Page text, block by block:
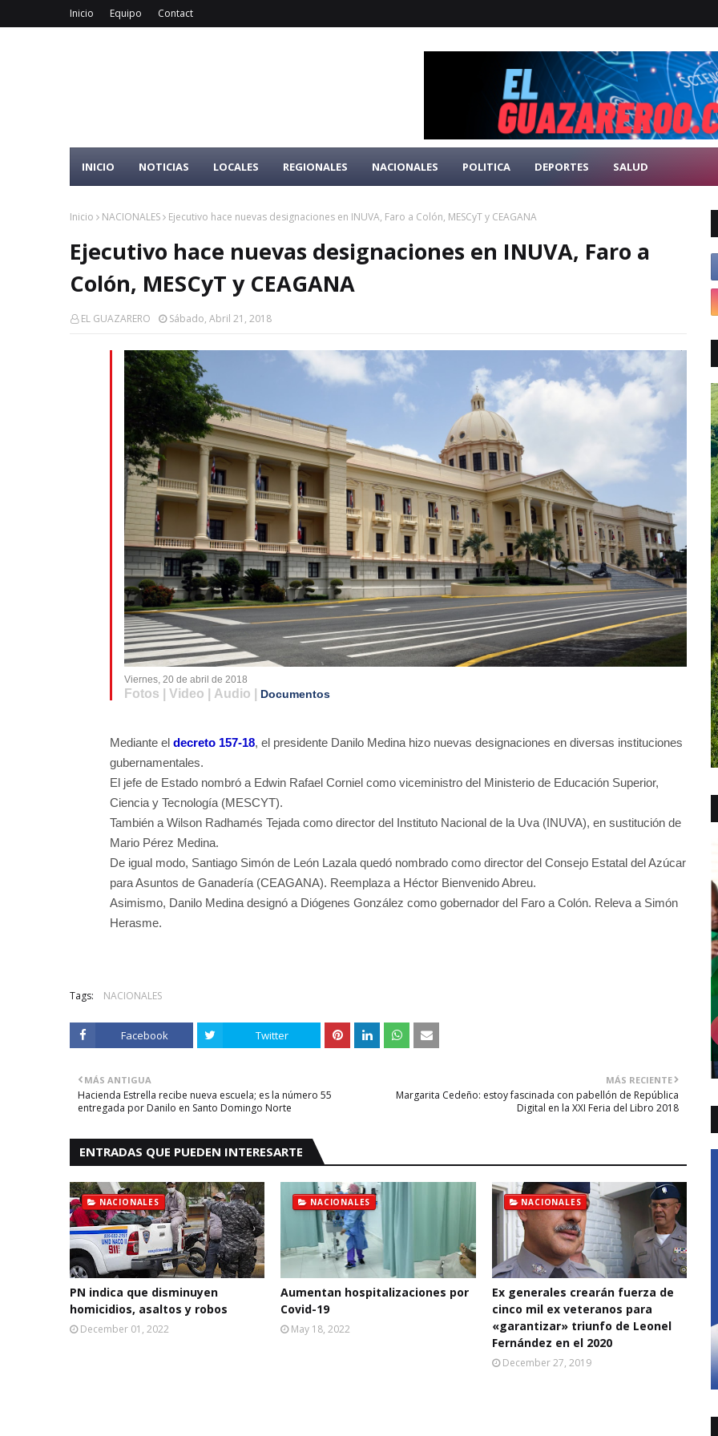
Inicio Equipo Contact
INICIO NOTICIAS LOCALES REGIONALES NACIONALES POLITICA DEPORTES SALUD
Inicio NACIONALES Ejecutivo hace nuevas designaciones en INUVA, Faro a Colón, MESCyT y CEAGANA
Ejecutivo hace nuevas designaciones en INUVA, Faro a
Colón, MESCyT y CEAGANA
EL GUAZARERO Sábado, Abril 21, 2018
Viernes, 20 de abril de 2018
Fotos | Video | Audio | Documentos
Mediante el decreto 157-18, el presidente Danilo Medina hizo nuevas designaciones en diversas instituciones
gubernamentales.
El jefe de Estado nombró a Edwin Rafael Corniel como viceministro del Ministerio de Educación Superior,
Ciencia y Tecnología (MESCYT).
También a Wilson Radhamés Tejada como director del Instituto Nacional de la Uva (INUVA), en sustitución de
Mario Pérez Medina.
De igual modo, Santiago Simón de León Lazala quedó nombrado como director del Consejo Estatal del Azúcar
para Asuntos de Ganadería (CEAGANA). Reemplaza a Héctor Bienvenido Abreu.
Asimismo, Danilo Medina designó a Diógenes González como gobernador del Faro a Colón. Releva a Simón
Herasme.
Tags: NACIONALES
Facebook Twitter
MÁS RECIENTE
Margarita Cedeño: estoy fascinada con pabellón de República
Digital en la XXI Feria del Libro 2018
MÁS ANTIGUA
Hacienda Estrella recibe nueva escuela; es la número 55
entregada por Danilo en Santo Domingo Norte
ENTRADAS QUE PUEDEN INTERESARTE
NACIONALES
PN indica que disminuyen
homicidios, asaltos y robos
December 01, 2022
NACIONALES
Aumentan hospitalizaciones por
Covid-19
May 18, 2022
NACIONALES
Ex generales crearán fuerza de
cinco mil ex veteranos para
«garantizar» triunfo de Leonel
Fernández en el 2020
December 27, 2019